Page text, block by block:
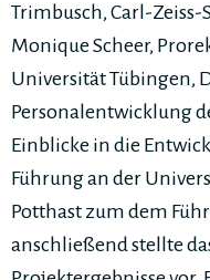
Trimbusch, Carl-Zeiss-
Monique Scheer,
Universität Tübingen,
Personalentwicklung
Einblicke in die
Führung an der
Potthast zum dem
anschließend stellte